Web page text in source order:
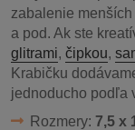
zabalenie
a pod. Ak ste
glitrami, čipkou,
Krabičku
jednoducho podľa
Rozmery: 7,5 x